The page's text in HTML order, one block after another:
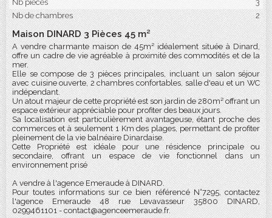
Nb pièces
3
Nb de chambres
2
Maison DINARD 3 Pièces 45 m²
A vendre charmante maison de 45m² idéalement située à Dinard,
offre un cadre de vie agréable à proximité des commodités et de la
mer.
Elle se compose de 3 pièces principales, incluant un salon séjour
avec cuisine ouverte, 2 chambres confortables, salle d'eau et un WC
indépendant.
Un atout majeur de cette propriété est son jardin de 280m² offrant un
espace extérieur appréciable pour profiter des beaux jours.
Sa localisation est particulièrement avantageuse, étant proche des
commerces et à seulement 1 Km des plages, permettant de profiter
pleinement de la vie balnéaire Dinardaise.
Cette Propriété est idéale pour une résidence principale ou
secondaire, offrant un espace de vie fonctionnel dans un
environnement prisé
A vendre à l'agence Emeraude à DINARD.
Pour toutes informations sur ce bien référencé N°7295, contactez
l'agence Emeraude 48 rue Levavasseur 35800 DINARD,
0299461101 - contact@agenceemeraude.fr.